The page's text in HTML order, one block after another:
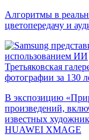
Алгоритмы в
цветопередачу и
Третьяковская
фотографии за 130
В экспозицию
произведений,
известных
HUAWEI XMAGE